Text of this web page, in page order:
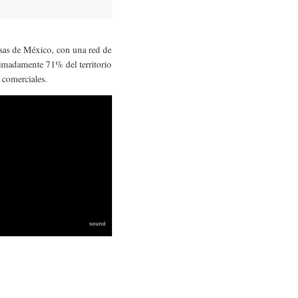
de México, con una red de
71% del territorio